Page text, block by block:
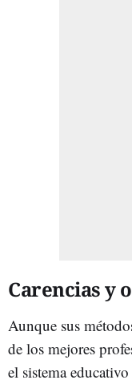
Carencias y
Aunque sus
de los mejores
el sistema